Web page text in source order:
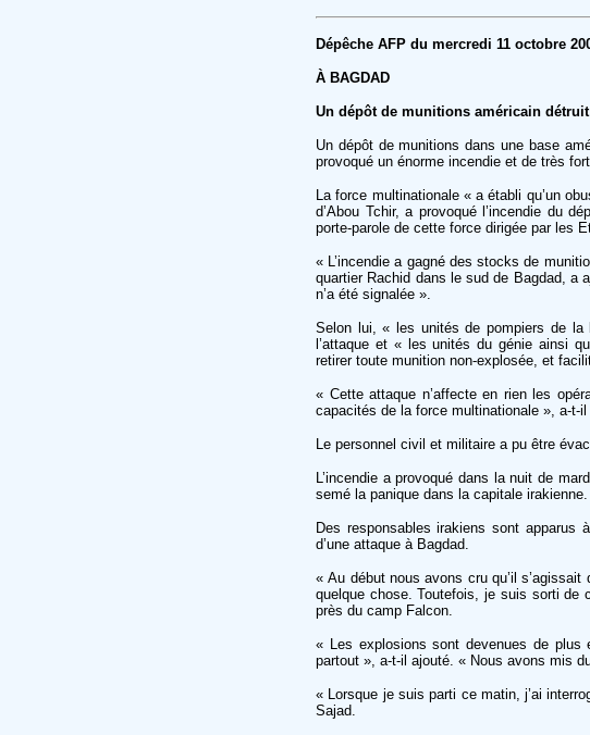
Dépêche AFP du mercredi 11 octobre
À BAGDAD
Un dépôt de munitions américain
Un dépôt de munitions dans une base
provoqué un énorme incendie et de très
La force multinationale « a établi qu’un
d’Abou Tchir, a provoqué l’incendie du
porte-parole de cette force dirigée par les
« L’incendie a gagné des stocks de
quartier Rachid dans le sud de Bagdad, a
n’a été signalée ».
Selon lui, « les unités de pompiers de la
l’attaque et « les unités du génie ainsi
retirer toute munition non-explosée, et
« Cette attaque n’affecte en rien les
capacités de la force multinationale », a-t-il
Le personnel civil et militaire a pu être
L’incendie a provoqué dans la nuit de
semé la panique dans la capitale irakienne.
Des responsables irakiens sont apparus
d’une attaque à Bagdad.
« Au début nous avons cru qu’il
quelque chose. Toutefois, je suis sorti de
près du camp Falcon.
« Les explosions sont devenues de
partout », a-t-il ajouté. « Nous avons mis
« Lorsque je suis parti ce matin, j’ai
Sajad.